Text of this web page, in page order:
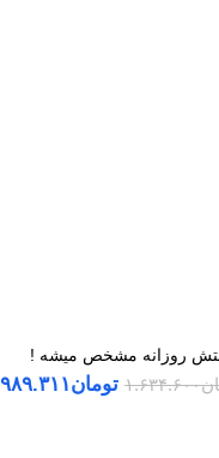
روزانه مشخص میشه !
۱.۶۳۴.۶۰۰ تومان۹۸۹.۳۱۱